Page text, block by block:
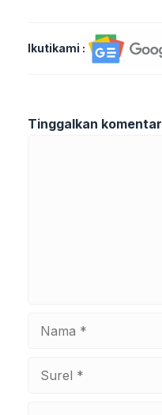
Ikutikami :
Tinggalkan komentar